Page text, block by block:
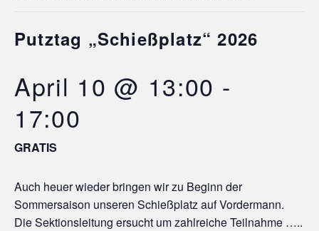
Putztag „Schießplatz“ 2026
April 10 @ 13:00 -
17:00
GRATIS
Auch heuer wieder bringen wir zu Beginn der
Sommersaison unseren Schießplatz auf Vordermann.
Die Sektionsleitung ersucht um zahlreiche Teilnahme …..